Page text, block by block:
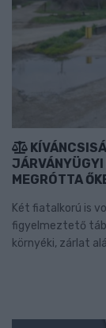
MEGRÓTTA
Két fiatalkorú is
figyelmeztető
környéki, zárlat